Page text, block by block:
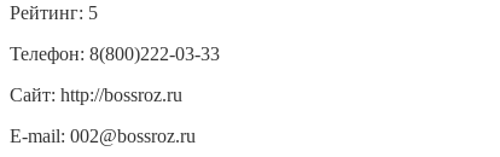
Рейтинг: 5
Телефон: 8(800)222-03-33
Сайт: http://bossroz.ru
E-mail: 002@bossroz.ru